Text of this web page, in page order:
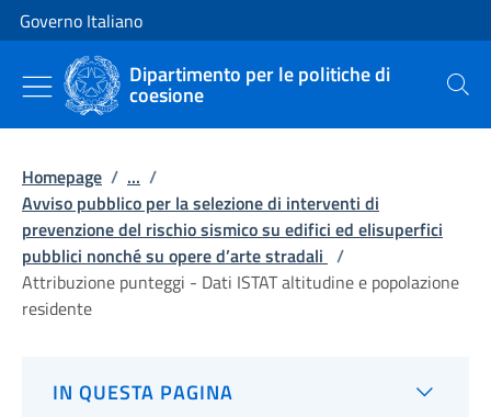
Vai al contenuto
Vai alla navigazione del sito
Governo Italiano
Dipartimento per le politiche di
coesione Cerca
Homepage / ... /
Avviso pubblico per la selezione di interventi di
prevenzione del rischio sismico su edifici ed elisuperfici
pubblici nonché su opere d’arte stradali /
Attribuzione punteggi - Dati ISTAT altitudine e popolazione
residente
IN QUESTA PAGINA